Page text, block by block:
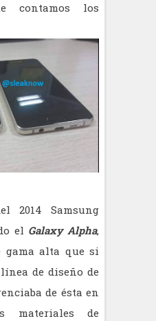
contamos los
2014 Samsung
el Galaxy Alpha,
alta que si
de diseño de
de ésta en
materiales de